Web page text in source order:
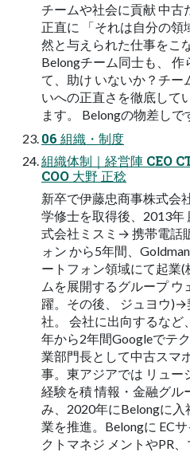
チームや社会に貢献 中古
正直に 「それは自分の領
然と与えられた仕事をこ
Belongチーム同士も、 作
て、助け いないか？チー
いへの正直さを徹底して
ます。 Belongの物差しで
06 組織・制度
組織体制｜経営陣 CEO
COO 大野 正稔
新卒で伊藤忠商事株式会
学修士を取得後、2013年
式会社ミスミ→ 携帯電話
ォン から5年間、
ートフォン領域にて起業
ムを展開するグループ
躍。その後、 ジュヨウ)→
社。 会社に出向するなど
年から2年間Googleでテ
業部門長として中古スマ
事。東アジアでは リュ
経験を積 情報・金融グル
み、2020年にBelongに
業を推進。Belongに EC
クトマネジ メントやPR